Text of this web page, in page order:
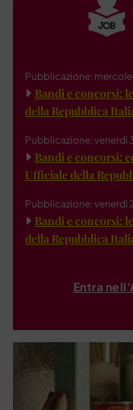
Pubblicazione:
Bandi e concorsi:
della Repubblica
Pubblicazione: venerdì
Bandi e concorsi:
Ufficiale della
Pubblicazione: venerdì
Bandi e concorsi:
della Repubblica
Entra